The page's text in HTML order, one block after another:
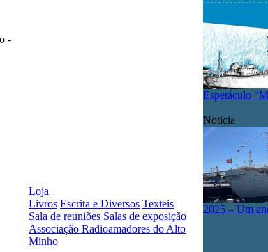
-
Loja
Livros Escrita e Diversos Texteis
Sala de reuniões Salas de exposição
Associação Radioamadores do Alto
Minho
Espetáculo
Notícia
2025 – Um